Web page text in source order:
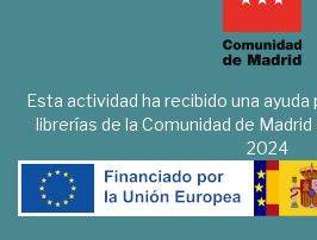
Esta actividad ha recibido una
librerías de la Comunidad de
2024